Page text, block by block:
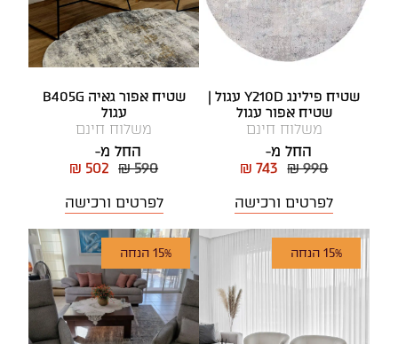
שטיח פילינג Y210D עגול |
שטיח אפור עגול
משלוח חינם
החל מ-
₪ 990
₪ 743
לפרטים ורכישה
שטיח אפור גאיה B405G
עגול
משלוח חינם
החל מ-
₪ 590
₪ 502
לפרטים ורכישה
15% הנחה 15% הנחה